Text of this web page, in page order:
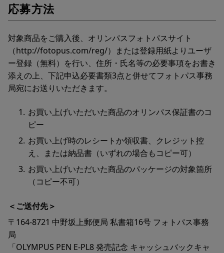
応募方法
対象商品をご購入後、オリンパスフォトパスサイト
（http://fotopus.com/reg/）または登録用紙よりユーザ
ー登録（無料）を行い、住所・氏名等の必要事項をお書き
添えの上、下記申込必要書類3点と併せてフォトパス事務
局宛にお送りいただきます。
1. お買い上げいただいた商品のオリンパス保証書のコ
ピー
2. お買い上げ時のレシートか領収書、クレジット控
え、または納品書（いずれの場合もコピー可）
3. お買い上げいただいた商品のパッケージの対象箇所
（コピー不可）
＜ご送付先＞
〒164-8721 中野坂上郵便局 私書箱16号 フォトパス事務
局
「OLYMPUS PEN E-PL8 発売記念 キャッシュバックキャ